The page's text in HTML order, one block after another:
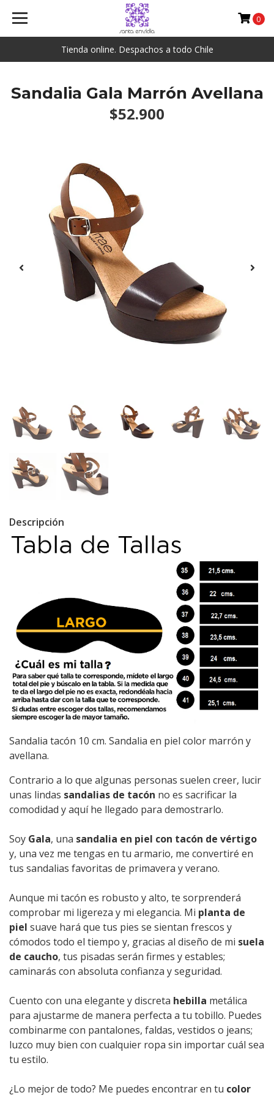
Tienda online. Despachos a todo Chile
0
Sandalia Gala Marrón Avellana
$52.900
Descripción
Sandalia tacón 10 cm. Sandalia en piel color marrón y
avellana.
Contrario a lo que algunas personas suelen creer, lucir
unas lindas sandalias de tacón no es sacrificar la
comodidad y aquí he llegado para demostrarlo.
Soy Gala, una sandalia en piel con tacón de vértigo
y, una vez me tengas en tu armario, me convertiré en
tus sandalias favoritas de primavera y verano.
Aunque mi tacón es robusto y alto, te sorprenderá
comprobar mi ligereza y mi elegancia. Mi planta de
piel suave hará que tus pies se sientan frescos y
cómodos todo el tiempo y, gracias al diseño de mi suela
de caucho, tus pisadas serán firmes y estables;
caminarás con absoluta confianza y seguridad.
Cuento con una elegante y discreta hebilla metálica
para ajustarme de manera perfecta a tu tobillo. Puedes
combinarme con pantalones, faldas, vestidos o jeans;
luzco muy bien con cualquier ropa sin importar cuál sea
tu estilo.
¿Lo mejor de todo? Me puedes encontrar en tu color